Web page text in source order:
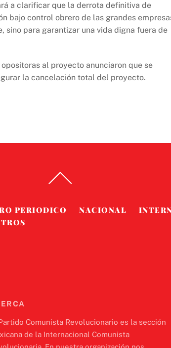
a clarificar que la derrota definitiva de
bajo control obrero de las grandes
para garantizar una vida digna fuera de
al proyecto anunciaron que se
la cancelación total del proyecto.
To
PERIODICO NACIONAL
Comunista Revolucionario es la sección
de la Internacional Comunista